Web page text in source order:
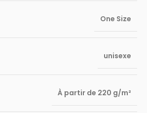
One Size
unisexe
À partir de 220 g/m²